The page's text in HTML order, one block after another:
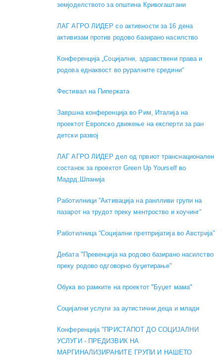
земјоделството за општина Кривогаштани
ЛАГ АГРО ЛИДЕР со активности за 16 дена
активизам против родово базирано насилство
Конференција „Социјални, здравствени права и
родова еднаквост во руралните средини“
Фестивал на Пиперката
Завршна конференција во Рим, Италија на
проектот Европско движење на експерти за ран
детски развој
ЛАГ АГРО ЛИДЕР дел од првиот транснационален
состанок за проектот Green Up Yourself во
Мадрд,Шпанија
Работилници “Активација на ранлливи групи на
пазарот на трудот преку ментроство и коучинг”
Работилница “Социјални претпријатија во Австрија”
Дебата "Превенција на родово базирано насилство
преку родово одговорно буџетирање"
Обука во рамките на проектот "Буџет мама"
Социјални услуги за аутистични деца и млади
Конференција "ПРИСТАПОТ ДО СОЦИЈАЛНИ
УСЛУГИ - ПРЕДИЗВИК НА
МАРГИНАЛИЗИРАНИТЕ ГРУПИ И НАШЕТО